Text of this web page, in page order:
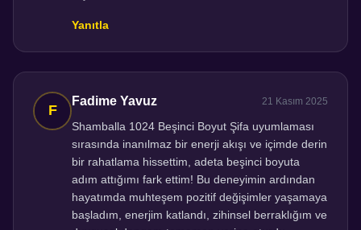
Yanıtla
Fadime Yavuz 21 Kasım 2025
Shamballa 1024 Beşinci Boyut Şifa uyumlaması
sırasında inanılmaz bir enerji akışı ve içimde derin
bir rahatlama hissettim, adeta beşinci boyuta
adım attığımı fark ettim! Bu deneyimin ardından
hayatımda muhteşem pozitif değişimler yaşamaya
başladım, enerjim katlandı, zihinsel berraklığım ve